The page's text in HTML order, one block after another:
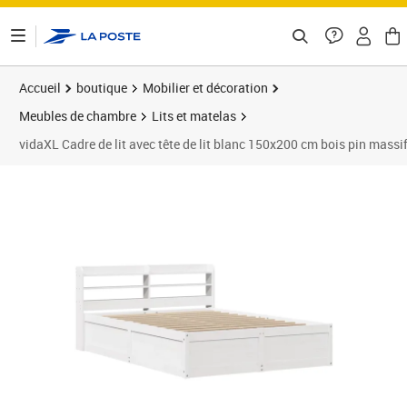
Accueil boutique
Mobilier et décoration
Meubles de chambre
Lits et matelas
vidaXL Cadre de lit avec tête de lit blanc 150x200 cm bois pin massif